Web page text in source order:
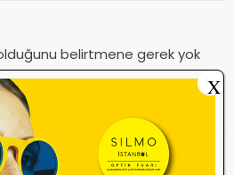
belirtmene gerek yok
belli.
Yanıtla
X